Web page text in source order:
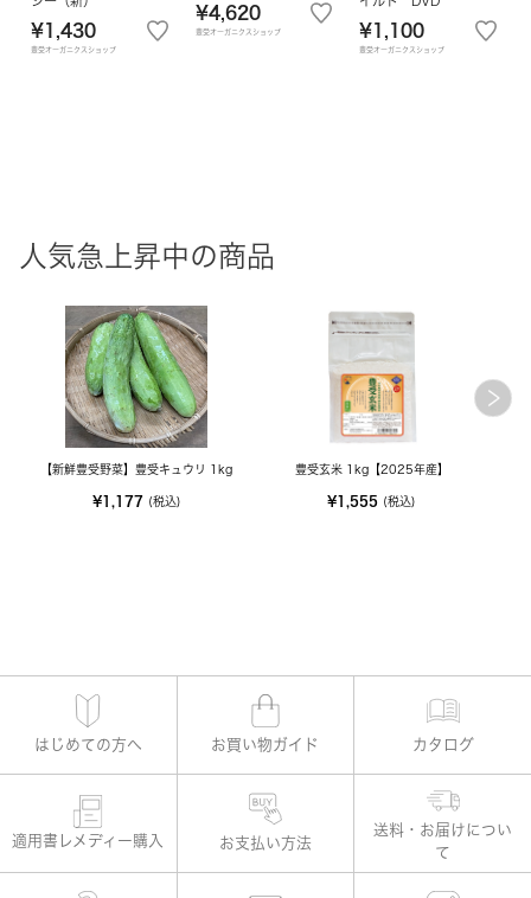
¥1,430
豊受オーガニクスショップ
¥4,620
豊受オーガニクスショップ ¥1,100
豊受オーガニクスショップ
人気急上昇中の商品
【新鮮豊受野菜】豊受キュウリ 1kg
¥1,177 (税込)
豊受玄米 1kg【2025年産】
¥1,555 (税込)
はじめての方へ お買い物ガイド カタログ
適用書レメディー購入 お支払い方法